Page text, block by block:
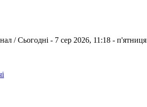
/Сьогодні - 7 сер 2026, 11:18 - п'ятниця